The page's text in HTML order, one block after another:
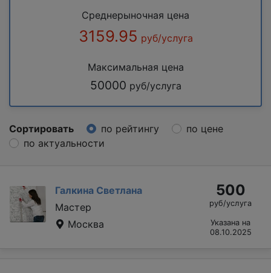
Среднерыночная цена
3159.95 руб/услуга
Максимальная цена
50000 руб/услуга
Сортировать по рейтингу
по цене
по актуальности
Галкина Светлана
Мастер
Москва
500
руб/услуга
Указана на
08.10.2025